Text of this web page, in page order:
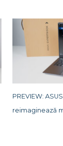
PREVIEW:
reimaginează